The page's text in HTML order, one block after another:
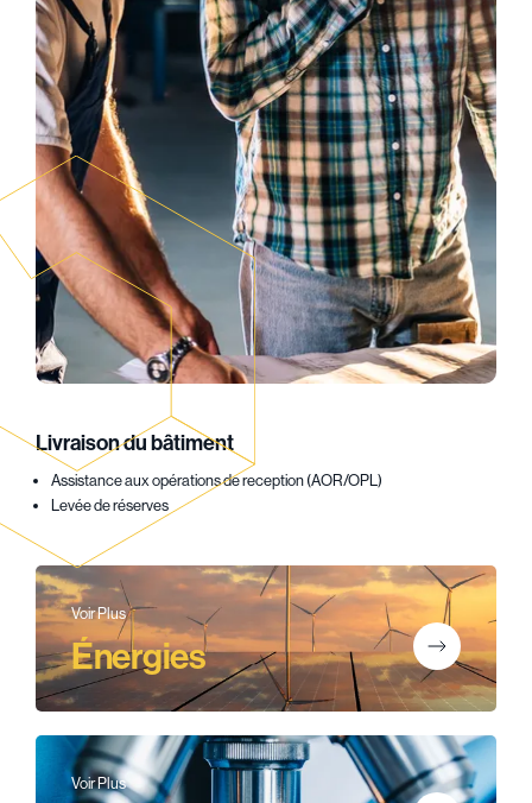
Livraison du bâtiment
Assistance aux opérations de reception (AOR/OPL)
Levée de réserves
Voir Plus
Énergies
Voir Plus